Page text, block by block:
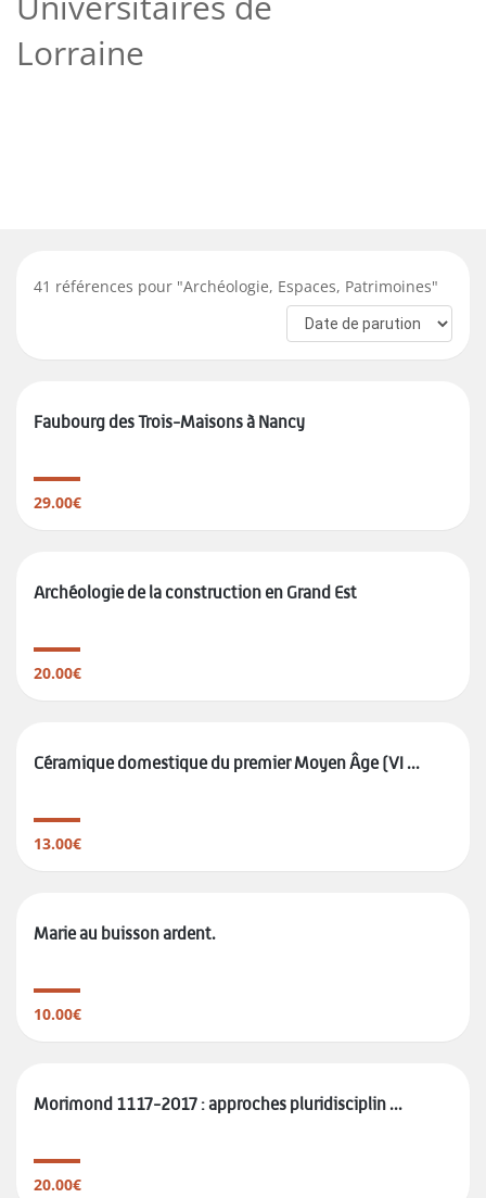
Lorraine
41 références pour "Archéologie, Espaces, Patrimoines"
Faubourg des Trois-Maisons à Nancy
29.00€
Archéologie de la construction en Grand Est
20.00€
Céramique domestique du premier Moyen Âge (VI ...
13.00€
Marie au buisson ardent.
10.00€
Morimond 1117-2017 : approches pluridisciplin ...
20.00€